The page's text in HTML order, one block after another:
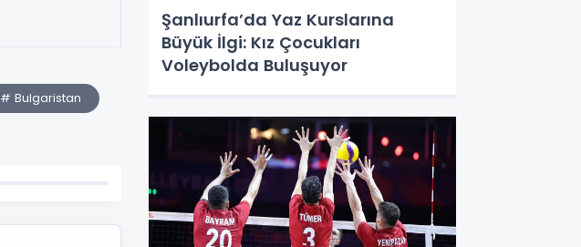
# Bulgaristan
Şanlıurfa’da Yaz Kurslarına
Büyük İlgi: Kız Çocukları
Voleybolda Buluşuyor